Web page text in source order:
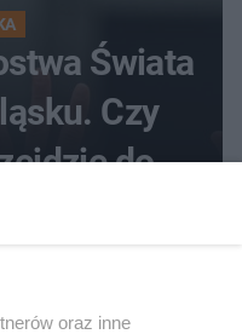
Świata
Czy
do
oraz inne